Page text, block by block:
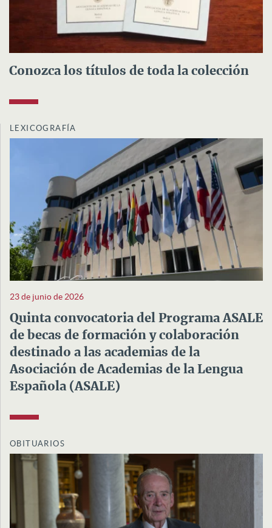
Conozca los títulos de toda la colección
LEXICOGRAFÍA
23 de junio de 2026
Quinta convocatoria del Programa ASALE
de becas de formación y colaboración
destinado a las academias de la
Asociación de Academias de la Lengua
Española (ASALE)
OBITUARIOS